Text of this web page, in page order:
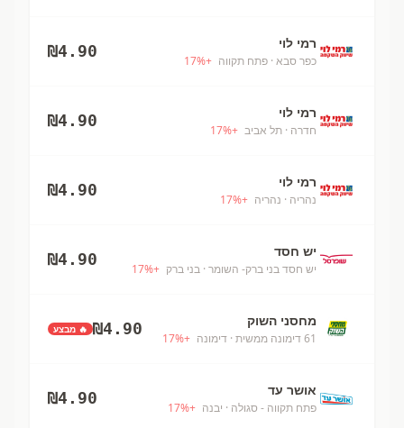
רמי לוי
כפר סבא · פתח תקווה +
17%
₪4.90
רמי לוי
חדרה · תל אביב +
17%
₪4.90
רמי לוי
נהריה · נהריה +
17%
₪4.90
יש חסד
יש חסד בני ברק- השומר · בני ברק +
17%
₪4.90
מחסני השוק
61 דימונה ממשית · דימונה +
17%
₪4.90 🔥 מבצע
אושר עד
פתח תקווה - סגולה · יבנה +
17%
₪4.90